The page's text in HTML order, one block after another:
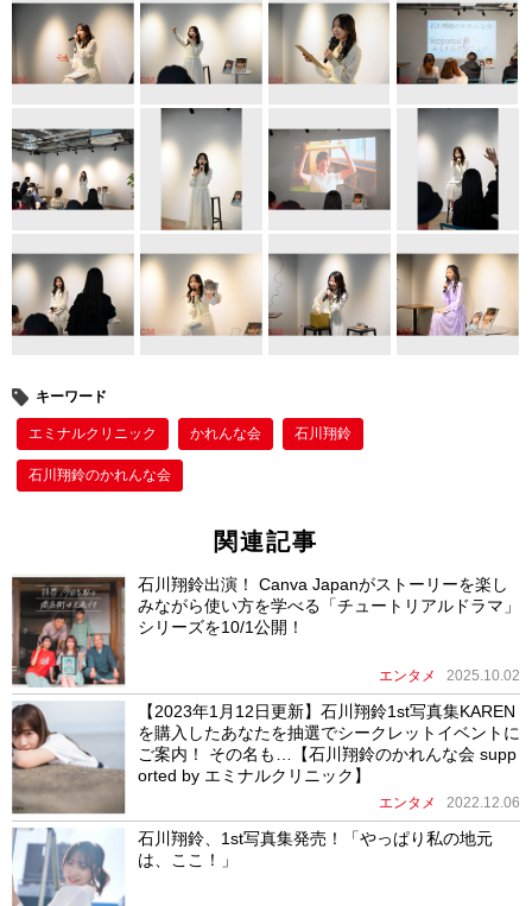
er e
b
o
o
k
e
st
キーワード
エミナルクリニック かれんな会 石川翔鈴
石川翔鈴のかれんな会
関連記事
石川翔鈴出演！ Canva Japanがストーリーを楽し
みながら使い方を学べる「チュートリアルドラマ」
シリーズを10/1公開！
エンタメ 2025.10.02
【2023年1月12日更新】石川翔鈴1st写真集KAREN
を購入したあなたを抽選でシークレットイベントに
ご案内！ その名も…【石川翔鈴のかれんな会 supp
orted by エミナルクリニック】
エンタメ 2022.12.06
石川翔鈴、1st写真集発売！「やっぱり私の地元
は、ここ！」